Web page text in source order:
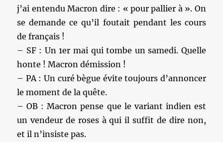
j’ai entendu Macron dire : « pour pallier à ». On
se demande ce qu’il foutait pendant les cours
de français !
– SF : Un 1er mai qui tombe un samedi. Quelle
honte ! Macron démission !
– PA : Un curé bègue évite toujours d’annoncer
le moment de la quête.
– OB : Macron pense que le variant indien est
un vendeur de roses à qui il suffit de dire non,
et il n’insiste pas.